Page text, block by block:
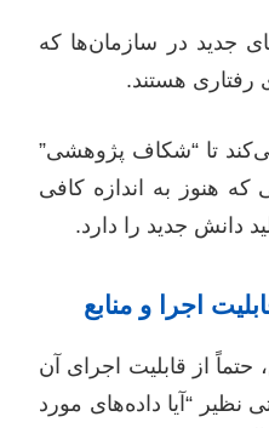
جدید در سازمان‌ها که
رفتاری هستند.
تا “شکاف پژوهشی”
که هنوز به اندازه کافی
دانش جدید را دارد.
اجرا و منابع
از قابلیت اجرای آن
نظیر “آیا داده‌های مورد